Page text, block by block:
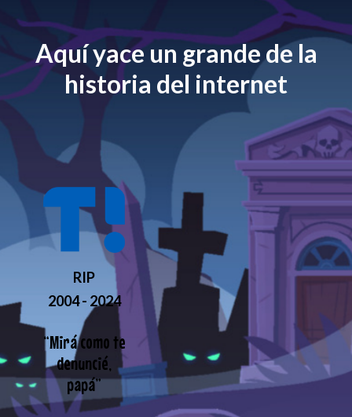
Aquí yace un grande de la
historia del internet
RIP
2004 - 2024
“Mirá como te
denuncié,
papá”